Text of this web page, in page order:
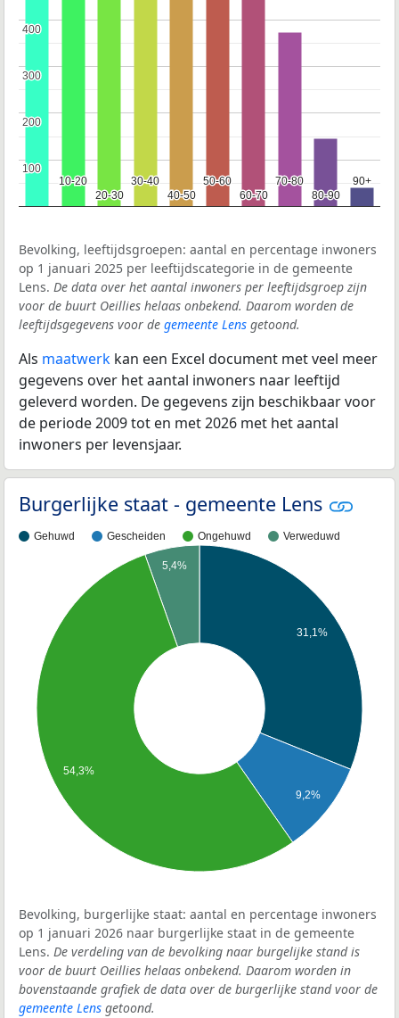
10-20
10-20
20-30
20-30
30-40
30-40
40-50
40-50
50-60
50-60
60-70
60-70
70-80
70-80
80-90
80-90
90+
90+
100
100
200
200
300
300
400
400
Bevolking, leeftijdsgroepen: aantal en percentage inwoners
op 1 januari 2025 per leeftijdscategorie in de gemeente
Lens. De data over het aantal inwoners per leeftijdsgroep zijn
voor de buurt Oeillies helaas onbekend. Daarom worden de
leeftijdsgegevens voor de gemeente Lens getoond.
Als maatwerk kan een Excel document met veel meer
gegevens over het aantal inwoners naar leeftijd
geleverd worden. De gegevens zijn beschikbaar voor
de periode 2009 tot en met 2026 met het aantal
inwoners per levensjaar.
Burgerlijke staat - gemeente Lens
Gehuwd Gescheiden Ongehuwd Verweduwd
31,1%
9,2%
5,4%
54,3%
Bevolking, burgerlijke staat: aantal en percentage inwoners
op 1 januari 2026 naar burgerlijke staat in de gemeente
Lens. De verdeling van de bevolking naar burgelijke stand is
voor de buurt Oeillies helaas onbekend. Daarom worden in
bovenstaande grafiek de data over de burgerlijke stand voor de
gemeente Lens getoond.